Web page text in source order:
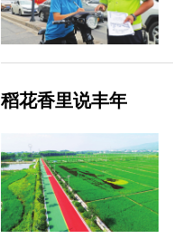
稻花香里说丰年